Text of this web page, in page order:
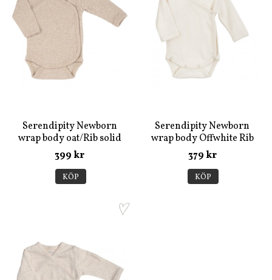
Serendipity Newborn
wrap body oat/Rib solid
399 kr
KÖP
Serendipity Newborn
wrap body Offwhite Rib
Pointelle
379 kr
KÖP